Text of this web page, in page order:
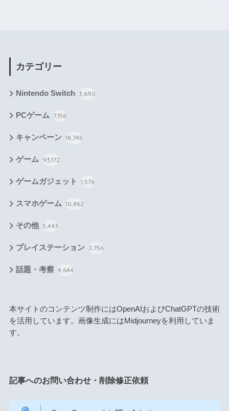
カテゴリー
Nintendo Switch 3,690
PCゲーム 7,156
キャンペーン 18,745
ゲーム 93,172
ゲームガジェット 1,576
スマホゲーム 10,862
その他 5,443
プレイステーション 2,756
話題・考察 4,644
本サイトのコンテンツ制作にはOpenAIおよびChatGPTの技術
を活用しています。画像生成にはMidjourneyを利用していま
す。
記事へのお問い合わせ・削除修正依頼